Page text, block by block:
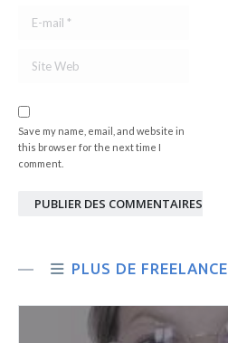
E-mail *
Site Web
Save my name, email, and website in
this browser for the next time I
comment.
PUBLIER DES COMMENTAIRES
PLUS DE FREELANCE